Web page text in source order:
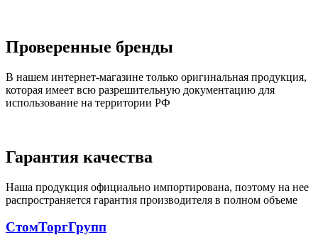
Проверенные бренды
В нашем интернет-магазине только оригинальная продукция,
которая имеет всю разрешительную документацию для
использование на территории РФ
Гарантия качества
Наша продукция официально импортирована, поэтому на нее
распространяется гарантия производителя в полном объеме
СтомТоргГрупп